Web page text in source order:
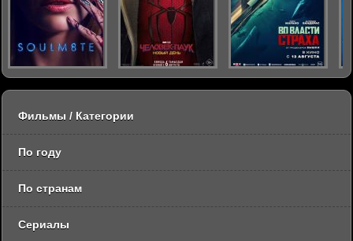
Фильмы / Категории
По году
По странам
Сериалы